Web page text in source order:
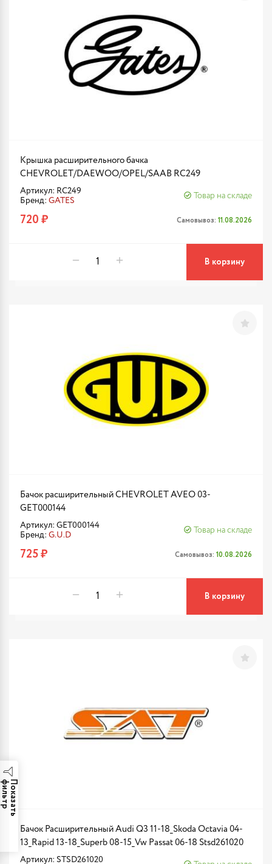
П
о
к
а
з
а
т
ь
ф
и
л
ь
т
Крышка расширительного бачка
CHEVROLET/DAEWOO/OPEL/SAAB RC249
Артикул: RC249
Бренд: GATES
Товар на складе
720 ₽ Самовывоз: 11.08.2026
В корзину
Бачок расширительный CHEVROLET AVEO 03-
GET000144
Артикул: GET000144
Бренд: G.U.D
Товар на складе
725 ₽ Самовывоз: 10.08.2026
В корзину
Бачок Расширительный Audi Q3 11-18_Skoda Octavia 04-
13_Rapid 13-18_Superb 08-15_Vw Passat 06-18 Stsd261020
Артикул: STSD261020